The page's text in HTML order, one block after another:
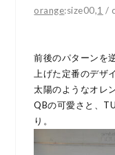
orange:size00,1 /
前後のパターンを
上げた定番のデザ
太陽のようなオレ
QBの可愛さと、
り。